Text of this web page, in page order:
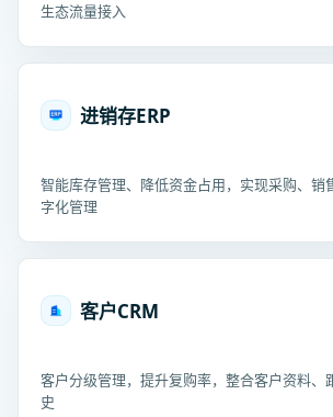
生态流量接入
进销存ERP
智能库存管理、降低资金占用，实现采购、销
字化管理
客户CRM
客户分级管理，提升复购率，整合客户资料、
史